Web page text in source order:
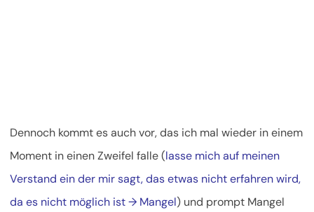
Dennoch kommt es auch vor, das ich mal wieder in einem
Moment in einen Zweifel falle (lasse mich auf meinen
Verstand ein der mir sagt, das etwas nicht erfahren wird,
da es nicht möglich ist → Mangel) und prompt Mangel